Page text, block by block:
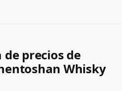
de precios de
Whisky